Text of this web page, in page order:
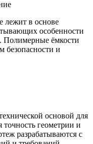
лежит в основе
особенности
Полимерные ёмкости
безопасности и
основой для
точность геометрии и
разрабатываются с